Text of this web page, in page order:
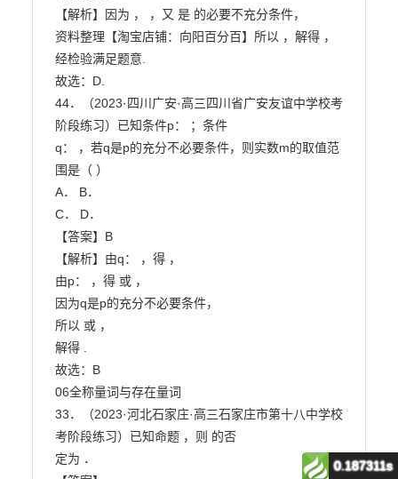
【解析】因为 ， ，又 是 的必要不充分条件，
资料整理【淘宝店铺：向阳百分百】所以 ，解得 ，
经检验满足题意.
故选：D.
44．（2023·四川广安·高三四川省广安友谊中学校考
阶段练习）已知条件p： ；条件
q： ，若q是p的充分不必要条件，则实数m的取值范
围是（ ）
A． B．
C． D．
【答案】B
【解析】由q： ，得 ，
由p： ，得 或 ，
因为q是p的充分不必要条件，
所以 或 ，
解得 .
故选：B
06全称量词与存在量词
33．（2023·河北石家庄·高三石家庄市第十八中学校
考阶段练习）已知命题 ，则 的否
定为 ．
0.187311s